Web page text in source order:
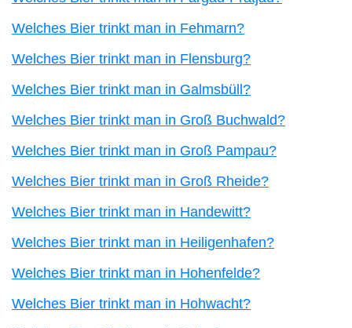
Welches Bier trinkt man in Fehmarn?
Welches Bier trinkt man in Flensburg?
Welches Bier trinkt man in Galmsbüll?
Welches Bier trinkt man in Groß Buchwald?
Welches Bier trinkt man in Groß Pampau?
Welches Bier trinkt man in Groß Rheide?
Welches Bier trinkt man in Handewitt?
Welches Bier trinkt man in Heiligenhafen?
Welches Bier trinkt man in Hohenfelde?
Welches Bier trinkt man in Hohwacht?